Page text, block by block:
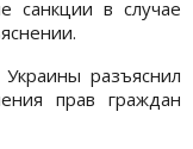
санкции в случае
разъяснил
прав граждан